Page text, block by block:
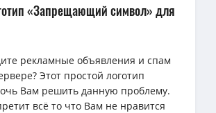
«Запрещающий символ» для
рекламные объявления и спам
Этот простой логотип
Вам решить данную проблему.
всё то что Вам не нравится